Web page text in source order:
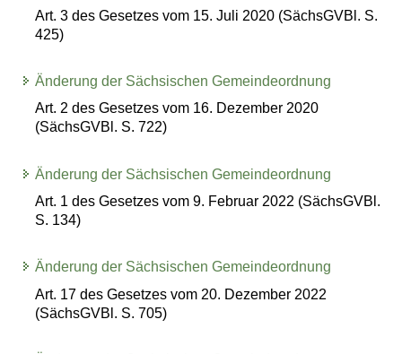
Art. 3 des Gesetzes vom 15. Juli 2020 (SächsGVBl. S.
425)
Änderung der Sächsischen Gemeindeordnung
Art. 2 des Gesetzes vom 16. Dezember 2020
(SächsGVBl. S. 722)
Änderung der Sächsischen Gemeindeordnung
Art. 1 des Gesetzes vom 9. Februar 2022 (SächsGVBl.
S. 134)
Änderung der Sächsischen Gemeindeordnung
Art. 17 des Gesetzes vom 20. Dezember 2022
(SächsGVBl. S. 705)